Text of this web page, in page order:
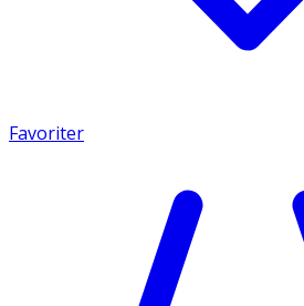
Favoriter